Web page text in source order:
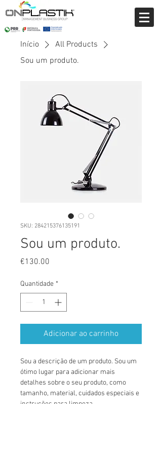
Início
All Products
Sou um produto.
SKU: 284215376135191
Sou um produto.
€130.00
Quantidade *
Adicionar ao carrinho
Sou a descrição de um produto. Sou um
ótimo lugar para adicionar mais
detalhes sobre o seu produto, como
tamanho, material, cuidados especiais e
instruções para limpeza.